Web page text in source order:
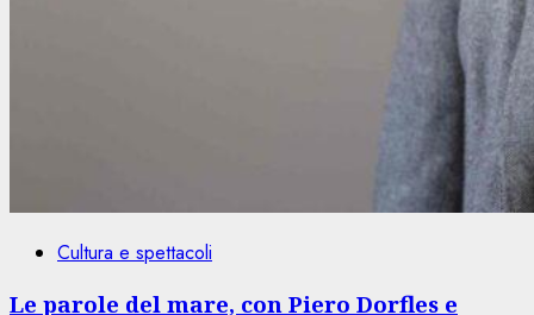
Cultura e spettacoli
Le parole del mare, con Piero Dorfles e